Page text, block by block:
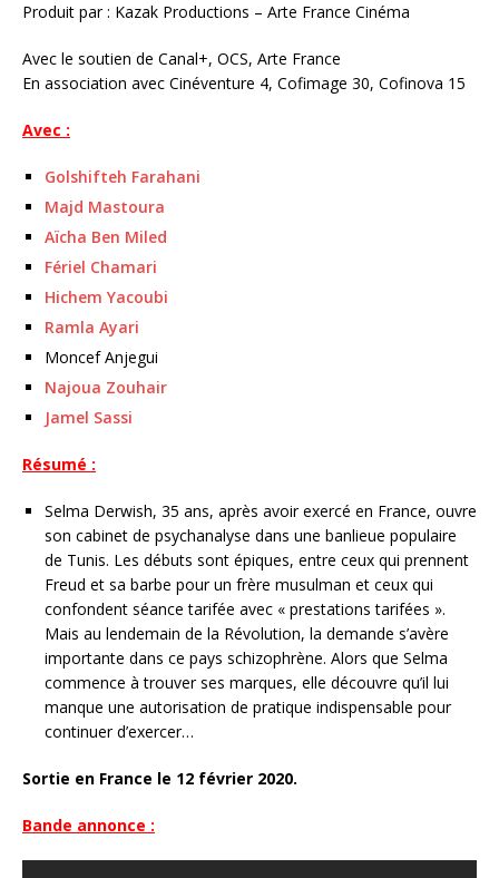
Produit par : Kazak Productions – Arte France Cinéma
Avec le soutien de Canal+, OCS, Arte France
En association avec Cinéventure 4, Cofimage 30, Cofinova 15
Avec :
Golshifteh Farahani
Majd Mastoura
Aïcha Ben Miled
Fériel Chamari
Hichem Yacoubi
Ramla Ayari
Moncef Anjegui
Najoua Zouhair
Jamel Sassi
Résumé :
Selma Derwish, 35 ans, après avoir exercé en France, ouvre
son cabinet de psychanalyse dans une banlieue populaire
de Tunis. Les débuts sont épiques, entre ceux qui prennent
Freud et sa barbe pour un frère musulman et ceux qui
confondent séance tarifée avec « prestations tarifées ».
Mais au lendemain de la Révolution, la demande s’avère
importante dans ce pays schizophrène. Alors que Selma
commence à trouver ses marques, elle découvre qu’il lui
manque une autorisation de pratique indispensable pour
continuer d’exercer…
Sortie en France le 12 février 2020.
Bande annonce :